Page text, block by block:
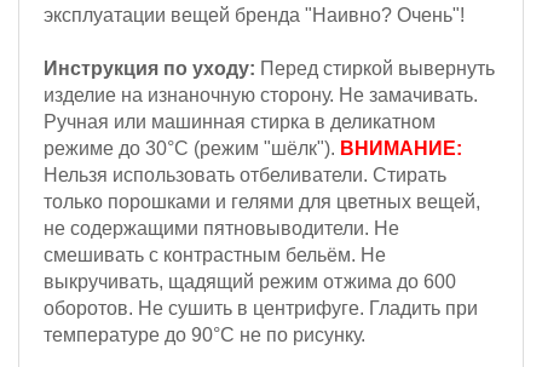
эксплуатации вещей бренда "Наивно? Очень"!
Инструкция по уходу: Перед стиркой вывернуть
изделие на изнаночную сторону. Не замачивать.
Ручная или машинная стирка в деликатном
режиме до 30°С (режим "шёлк"). ВНИМАНИЕ:
Нельзя использовать отбеливатели. Стирать
только порошками и гелями для цветных вещей,
не содержащими пятновыводители. Не
смешивать с контрастным бельём. Не
выкручивать, щадящий режим отжима до 600
оборотов. Не сушить в центрифуге. Гладить при
температуре до 90°С не по рисунку.